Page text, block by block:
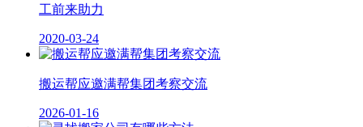
工前来助力
2020-03-24
搬运帮应邀满帮集团考察交流
2026-01-16